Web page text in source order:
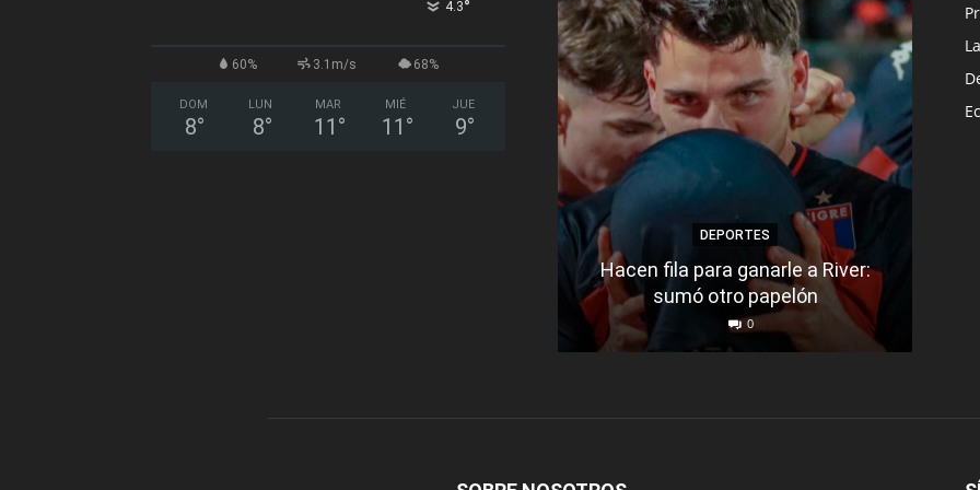
4.3°
60% 3.1m/s 68%
DOM
8°
LUN
8°
MAR
11 °
MIÉ
11 °
JUE
9°
DEPORTES
Hacen fila para ganarle a River:
sumó otro papelón
0